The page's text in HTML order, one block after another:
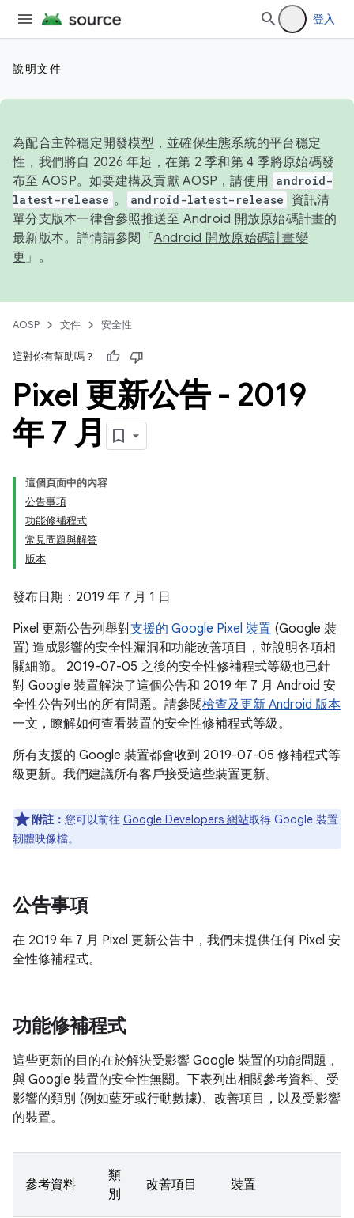
登入
說明文件
為配合主幹穩定開發模型，並確保生態系統的平台穩定
性，我們將自 2026 年起，在第 2 季和第 4 季將原始碼發
布至 AOSP。如要建構及貢獻 AOSP，請使用 android-
latest-release 。 android-latest-release
資訊清
單分支版本一律會參照推送至 Android 開放原始碼計畫的
最新版本。詳情請參閱「 Android 開放原始碼計畫變
更 」。
AOSP 文件 安全性
這對你有幫助嗎？
Pixel 更新公告 - 2019
年 7 月
這個頁面中的內容
公告事項
功能修補程式
常見問題與解答
版本
發布日期：2019 年 7 月 1 日
Pixel 更新公告列舉對支援的 Google Pixel 裝置 (Google 裝
置) 造成影響的安全性漏洞和功能改善項目，並說明各項相
關細節。 2019-07-05 之後的安全性修補程式等級也已針
對 Google 裝置解決了這個公告和 2019 年 7 月 Android 安
全性公告列出的所有問題。請參閱檢查及更新 Android 版本
一文，瞭解如何查看裝置的安全性修補程式等級。
所有支援的 Google 裝置都會收到 2019-07-05 修補程式等
級更新。我們建議所有客戶接受這些裝置更新。
附註： 您可以前往 Google Developers 網站取得 Google 裝置
韌體映像檔。
公告事項
在 2019 年 7 月 Pixel 更新公告中，我們未提供任何 Pixel 安
全性修補程式。
功能修補程式
這些更新的目的在於解決受影響 Google 裝置的功能問題，
與 Google 裝置的安全性無關。下表列出相關參考資料、受
影響的類別 (例如藍牙或行動數據)、改善項目，以及受影響
的裝置。
參考資料
類
別
改善項目 裝置